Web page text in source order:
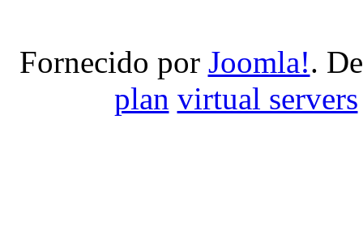
Fornecido por Joomla!.
plan virtual servers